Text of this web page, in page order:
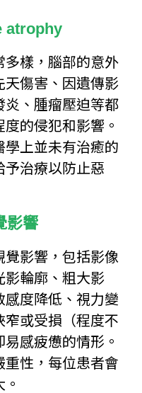
atrophy
樣，腦部的意外
天傷害、因遺傳影
炎、腫瘤壓迫等都
的侵犯和影響。
學上並未有治癒的
予治療以防止惡
影響
影響，包括影像
影輪廓、粗大影
感度降低、視力變
窄或受損（程度不
感疲憊的情形。
重性，每位患者會